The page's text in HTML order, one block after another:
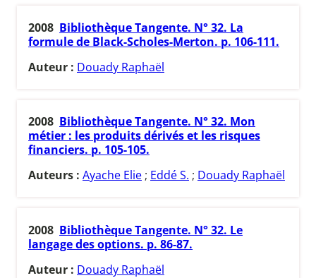
2008 Bibliothèque Tangente. N° 32. La
formule de Black-Scholes-Merton. p. 106-111.
Auteur : Douady Raphaël
2008 Bibliothèque Tangente. N° 32. Mon
métier : les produits dérivés et les risques
financiers. p. 105-105.
Auteurs : Ayache Elie ; Eddé S. ; Douady Raphaël
2008 Bibliothèque Tangente. N° 32. Le
langage des options. p. 86-87.
Auteur : Douady Raphaël